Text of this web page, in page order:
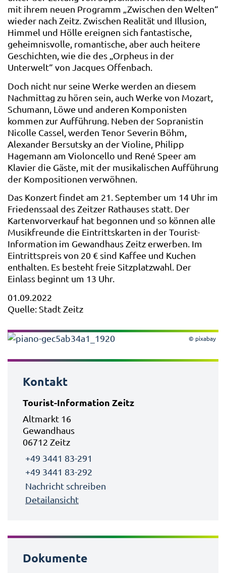
mit ihrem neuen Programm „Zwischen den Welten“
wieder nach Zeitz. Zwischen Realität und Illusion,
Himmel und Hölle ereignen sich fantastische,
geheimnisvolle, romantische, aber auch heitere
Geschichten, wie die des „Orpheus in der
Unterwelt“ von Jacques Offenbach.
Doch nicht nur seine Werke werden an diesem
Nachmittag zu hören sein, auch Werke von Mozart,
Schumann, Löwe und anderen Komponisten
kommen zur Aufführung. Neben der Sopranistin
Nicolle Cassel, werden Tenor Severin Böhm,
Alexander Bersutsky an der Violine, Philipp
Hagemann am Violoncello und René Speer am
Klavier die Gäste, mit der musikalischen Aufführung
der Kompositionen verwöhnen.
Das Konzert findet am 21. September um 14 Uhr im
Friedenssaal des Zeitzer Rathauses statt. Der
Kartenvorverkauf hat begonnen und so können alle
Musikfreunde die Eintrittskarten in der Tourist-
Information im Gewandhaus Zeitz erwerben. Im
Eintrittspreis von 20 € sind Kaffee und Kuchen
enthalten. Es besteht freie Sitzplatzwahl. Der
Einlass beginnt um 13 Uhr.
01.09.2022
Quelle: Stadt Zeitz
© pixabay
Kontakt
Tourist-Information Zeitz
Altmarkt 16
Gewandhaus
06712 Zeitz
+49 3441 83-291
+49 3441 83-292
Nachricht schreiben
Detailansicht
Dokumente